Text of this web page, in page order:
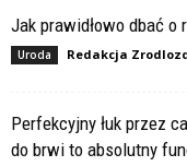
Jak prawidłowo dbać o
Uroda Redakcja
Perfekcyjny łuk przez
do brwi to absolutny